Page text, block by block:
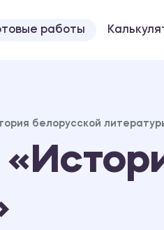
работы
белорусской